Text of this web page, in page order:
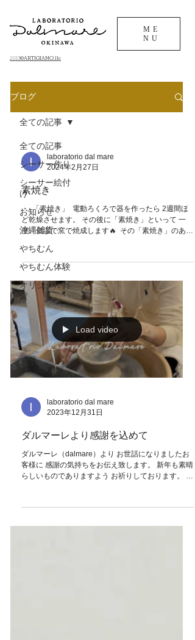
​2013©ARTIGIANO.llc
ME
NU
ブログ
全ての記事
シーサー作り
シーサー絵付
け
お知らせ
沖縄雑貨
やちむん
やちむん体験
オリジナル雑
貨
全ての記事
laboratorio dal mare
2024年2月27日
素焼き
・ ⁡ 「素焼き」 ⁡ 電動ろくろで器を作ったら 2週間ほ
ど乾燥させます。 その後に「素焼き」といって 一
度、低温で窯で焼成します🔥 ⁡ その「素焼き」のあと
間かけて...
Load video
laboratorio dal mare
2023年12月31日
ダルマーレより感謝を込めて
ダルマーレ（dalmare）より お世話になりましたお
客様に 感謝の気持ちをお伝え致します。 新年も素晴
らしいものでありますよう お祈りしております。 来